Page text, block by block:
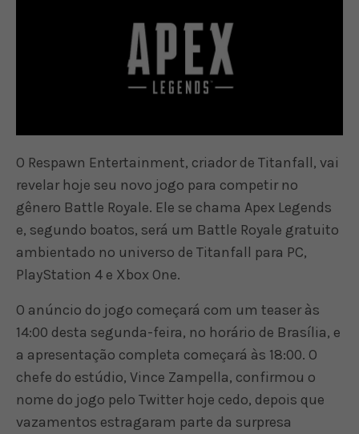
O Respawn Entertainment, criador de Titanfall, vai
revelar hoje seu novo jogo para competir no
gênero Battle Royale. Ele se chama Apex Legends
e, segundo boatos, será um Battle Royale gratuito
ambientado no universo de Titanfall para PC,
PlayStation 4 e Xbox One.
O anúncio do jogo começará com um teaser às
14:00 desta segunda-feira, no horário de Brasília, e
a apresentação completa começará às 18:00. O
chefe do estúdio, Vince Zampella, confirmou o
nome do jogo pelo Twitter hoje cedo, depois que
vazamentos estragaram parte da surpresa